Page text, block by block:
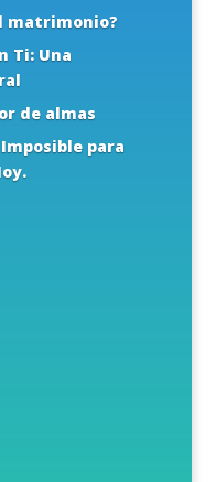
matrimonio?
Ti: Una
de almas
para